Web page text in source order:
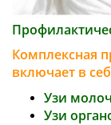
Комплексная
включает в
Узи
Узи